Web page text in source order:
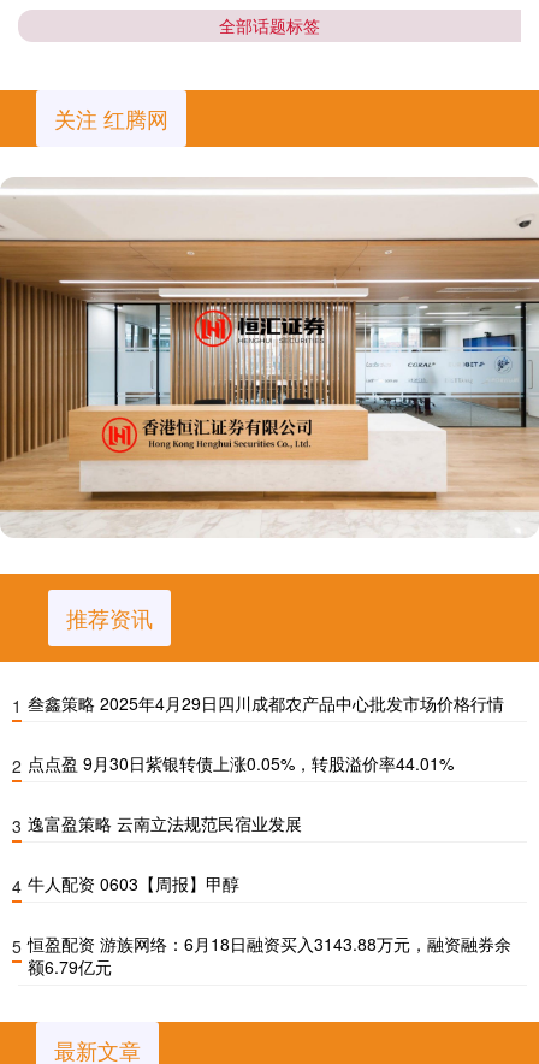
全部话题标签
关注 红腾网
推荐资讯
1 叁鑫策略 2025年4月29日四川成都农产品中心批发市场价格行情
2 点点盈 9月30日紫银转债上涨0.05%，转股溢价率44.01%
3 逸富盈策略 云南立法规范民宿业发展
4 牛人配资 0603【周报】甲醇
5 恒盈配资 游族网络：6月18日融资买入3143.88万元，融资融券余
额6.79亿元
最新文章